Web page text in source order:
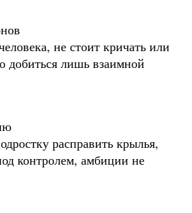
не стоит кричать или
добиться лишь взаимной
расправить крылья,
контролем, амбиции не